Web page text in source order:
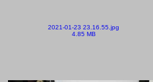
2021-01-23 23.16.55.jpg
4.85 MB